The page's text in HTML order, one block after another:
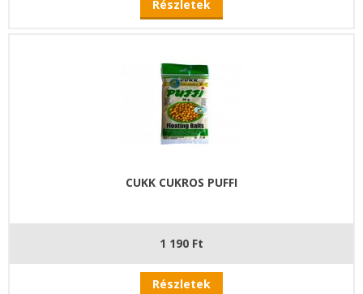
Részletek
CUKK CUKROS PUFFI
1 190 Ft
Részletek